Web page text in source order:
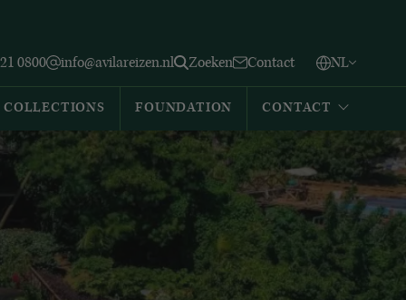
0800 info@avilareizen.nl Zoeken Contact NL
Español
COLLECTIONS FOUNDATION CONTACT